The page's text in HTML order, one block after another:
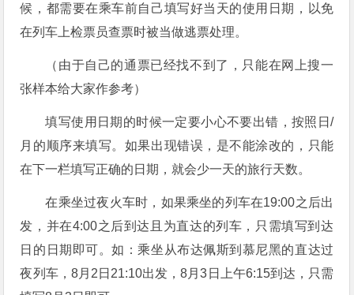
候，都需要在乘车前自己填写好当天的使用日期，以免
在列车上检票员查票时被当做逃票处理。
（由于自己的通票已经找不到了，只能在网上搜一
张样本给大家作参考）
填写使用日期的时候一定要小心不要出错，按照日/
月的顺序来填写。如果出现错误，是不能涂改的，只能
在下一栏填写正确的日期，就会少一天的旅行天数。
在乘坐过夜火车时，如果乘坐的列车在19:00之后出
发，并在4:00之后到达且为直达的列车，只需填写到达
日的日期即可。如：乘坐从布达佩斯到慕尼黑的直达过
夜列车，8月2日21:10出发，8月3日上午6:15到达，只需